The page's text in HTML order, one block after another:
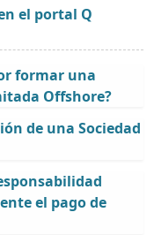
el portal Q
formar una
Offshore?
de una Sociedad
el pago de